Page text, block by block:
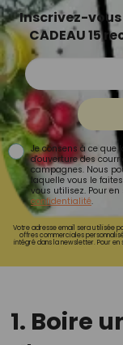
Inscrivez-vous
CADEAU 15
Je consens à ce que
d'ouverture des
campagnes. Nous
laquelle vous le
vous utilisez. Pour
confidentialité.
Votre adresse email sera utilisée
offres commerciales
intégré dans la newsletter. Pour
1. Boire